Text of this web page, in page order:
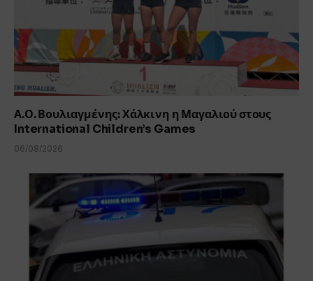
Α.Ο. Βουλιαγμένης: Χάλκινη η Μαγαλιού στους
International Children’s Games
06/08/2026